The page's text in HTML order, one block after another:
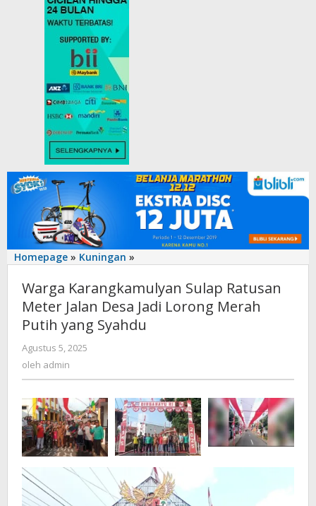
Homepage » Kuningan »
Sulap
Ratusan
Meter
Jalan
Putih
yang
Syahdu
Warga Karangkamulyan Sulap Ratusan
Meter Jalan Desa Jadi Lorong Merah
Putih yang Syahdu
Agustus 5, 2025
oleh admin